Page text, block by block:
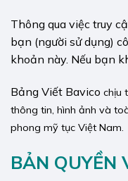
Thông qua việc truy
bạn (người sử dụng)
khoản này. Nếu bạn
Bảng Viết Bavico chịu
thông tin, hình ảnh và
phong mỹ tục Việt Nam.
BẢN QUYỀN